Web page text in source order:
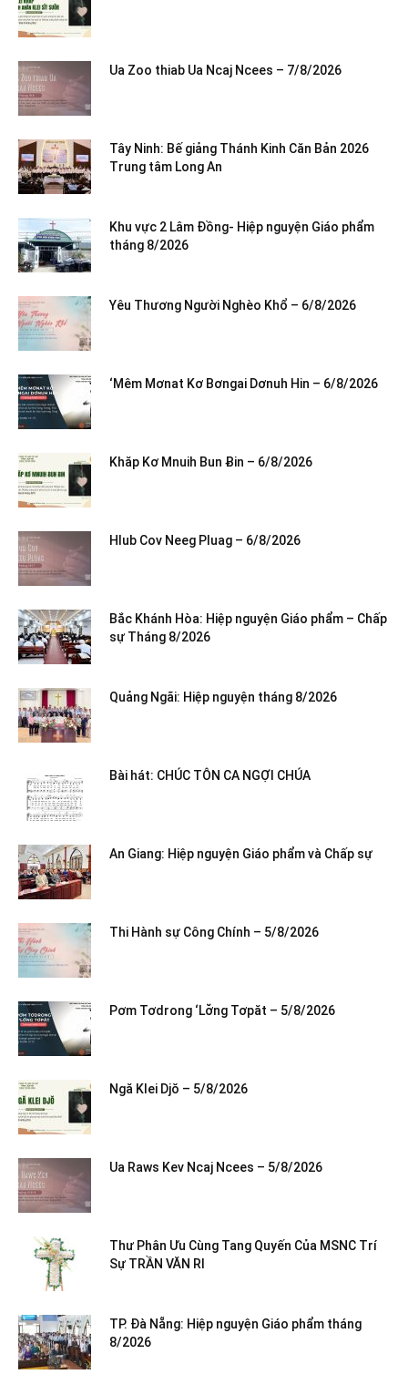
Ua Zoo thiab Ua Ncaj Ncees – 7/8/2026
Tây Ninh: Bế giảng Thánh Kinh Căn Bản 2026
Trung tâm Long An
Khu vực 2 Lâm Đồng- Hiệp nguyện Giáo phẩm
tháng 8/2026
Yêu Thương Người Nghèo Khổ – 6/8/2026
‘Mêm Mơnat Kơ Bơngai Dơnuh Hin – 6/8/2026
Khăp Kơ Mnuih Bun Ƀin – 6/8/2026
Hlub Cov Neeg Pluag – 6/8/2026
Bắc Khánh Hòa: Hiệp nguyện Giáo phẩm – Chấp
sự Tháng 8/2026
Quảng Ngãi: Hiệp nguyện tháng 8/2026
Bài hát: CHÚC TÔN CA NGỢI CHÚA
An Giang: Hiệp nguyện Giáo phẩm và Chấp sự
Thi Hành sự Công Chính – 5/8/2026
Pơm Tơdrong ‘Lơ̆ng Tơpăt – 5/8/2026
Ngă Klei Djŏ – 5/8/2026
Ua Raws Kev Ncaj Ncees – 5/8/2026
Thư Phân Ưu Cùng Tang Quyến Của MSNC Trí
Sự TRẦN VĂN RI
TP. Đà Nẵng: Hiệp nguyện Giáo phẩm tháng
8/2026